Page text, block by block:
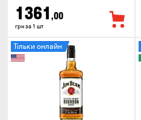
1361 ,00
грн за 1 шт
Тільки онлайн